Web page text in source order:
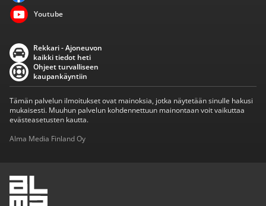
Youtube
Rekkari - Ajoneuvon
kaikki tiedot heti
Ohjeet turvalliseen
kaupankäyntiin
Tämän palvelun ilmoitukset ovat mainoksia, jotka näytetään sinulle hakusi
mukaisesti. Muuhun palvelun kohdennettuun mainontaan voit vaikuttaa
evästeasetusten kautta.
Alma Media Finland Oy